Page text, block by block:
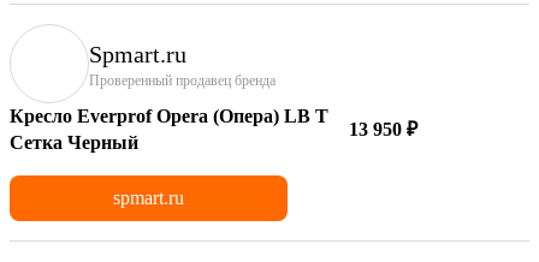
Spmart.ru
Проверенный продавец бренда
Кресло Everprof Opera (Опера) LB T
Сетка Черный
13 950 ₽
spmart.ru